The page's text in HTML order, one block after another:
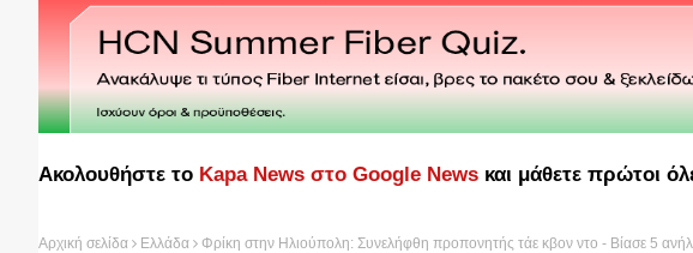
Ακολουθήστε το Kapa News στο Google News και μάθετε πρώτοι
Αρχική σελίδα Ελλάδα Φρίκη στην Ηλιούπολη: Συνελήφθη προπονητής τάε κβον ντο - Βίασε 5